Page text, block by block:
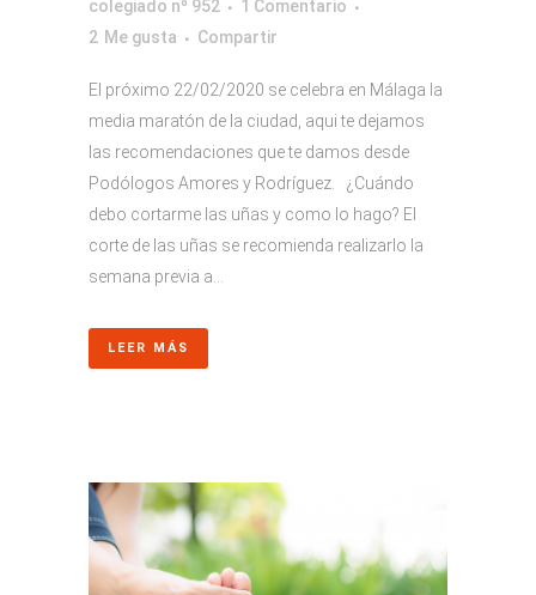
colegiado nº 952
1 Comentario
2 Me gusta Compartir
El próximo 22/02/2020 se celebra en Málaga la
media maratón de la ciudad, aqui te dejamos
las recomendaciones que te damos desde
Podólogos Amores y Rodríguez. ¿Cuándo
debo cortarme las uñas y como lo hago? El
corte de las uñas se recomienda realizarlo la
semana previa a...
LEER MÁS